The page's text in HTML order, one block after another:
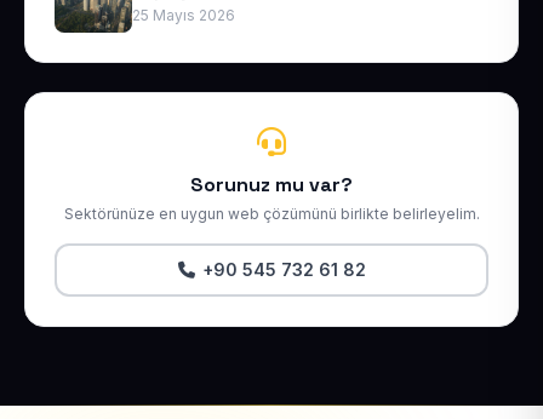
25 Mayıs 2026
Sorunuz mu var?
Sektörünüze en uygun web çözümünü birlikte belirleyelim.
+90 545 732 61 82